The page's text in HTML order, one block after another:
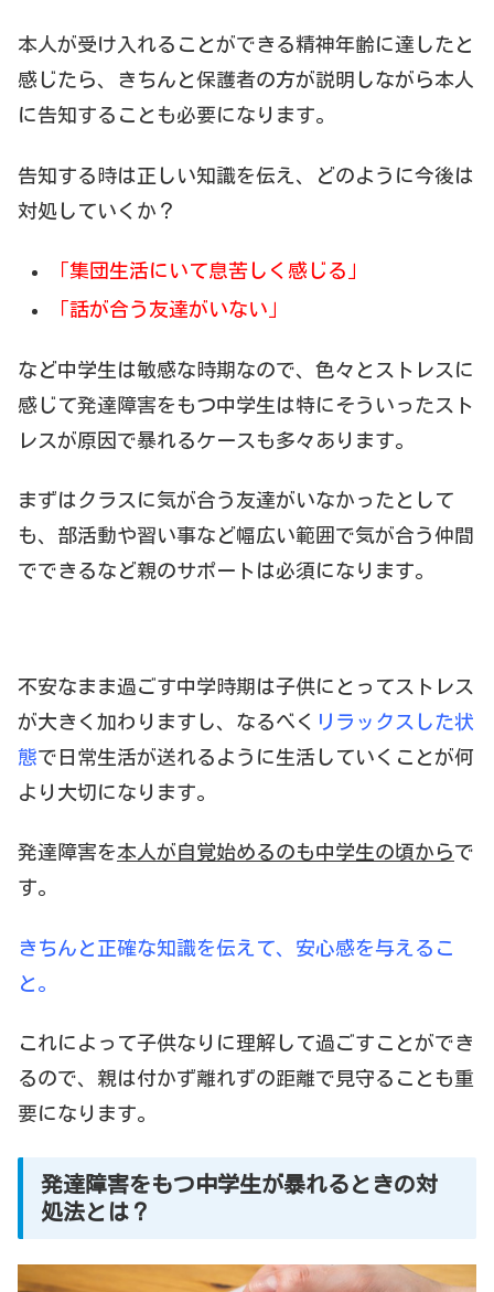
本人が受け入れることができる精神年齢に達したと
感じたら、きちんと保護者の方が説明しながら本人
に告知することも必要になります。
告知する時は正しい知識を伝え、どのように今後は
対処していくか？
「集団生活にいて息苦しく感じる」
「話が合う友達がいない」
など中学生は敏感な時期なので、色々とストレスに
感じて発達障害をもつ中学生は特にそういったスト
レスが原因で暴れるケースも多々あります。
まずはクラスに気が合う友達がいなかったとして
も、部活動や習い事など幅広い範囲で気が合う仲間
でできるなど親のサポートは必須になります。
不安なまま過ごす中学時期は子供にとってストレス
が大きく加わりますし、なるべく リラックスした状
態で日常生活が送れるように生活していくことが何
より大切になります。
発達障害を本人が自覚始めるのも中学生の頃からで
す。
きちんと正確な知識を伝えて、安心感を与えるこ
と。
これによって子供なりに理解して過ごすことができ
るので、親は付かず離れずの距離で見守ることも重
要になります。
発達障害をもつ中学生が暴れるときの対
処法とは？